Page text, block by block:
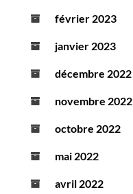
février 2023
janvier 2023
décembre 2022
novembre 2022
octobre 2022
mai 2022
avril 2022